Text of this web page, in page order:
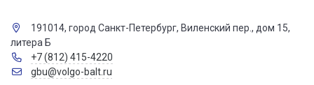
191014, город Санкт-Петербург, Виленский пер., дом 15,
литера Б
+7 (812) 415-4220
gbu@volgo-balt.ru